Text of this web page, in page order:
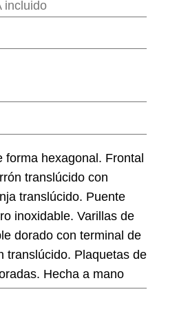
incluido
forma hexagonal. Frontal
translúcido con
translúcido. Puente
inoxidable. Varillas de
dorado con terminal de
translúcido. Plaquetas de
Hecha a mano